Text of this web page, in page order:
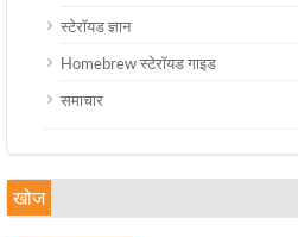
स्टेरॉयड ज्ञान
Homebrew स्टेरॉयड गाइड
समाचार
खोज